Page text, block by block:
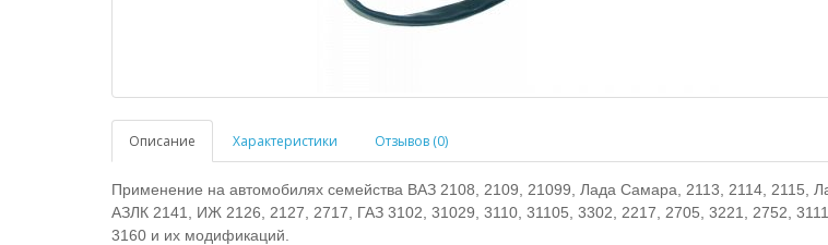
Описание Характеристики Отзывов (0)
Применение на автомобилях семейства ВАЗ 2108, 2109, 21099, Лада Самара, 2113, 2114, 2115,
АЗЛК 2141, ИЖ 2126, 2127, 2717, ГАЗ 3102, 31029, 3110, 31105, 3302, 2217, 2705, 3221, 2752,
3160 и их модификаций.